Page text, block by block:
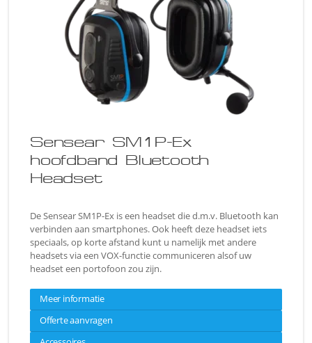
Sensear SM1P-Ex
hoofdband Bluetooth
Headset
De Sensear SM1P-Ex is een headset die d.m.v. Bluetooth kan
verbinden aan smartphones. Ook heeft deze headset iets
speciaals, op korte afstand kunt u namelijk met andere
headsets via een VOX-functie communiceren alsof uw
headset een portofoon zou zijn.
Meer informatie
Offerte aanvragen